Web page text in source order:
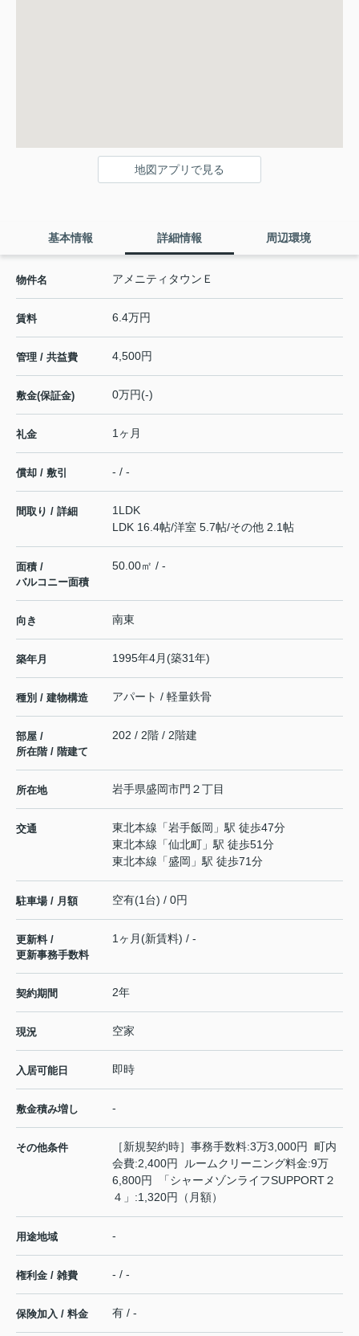
地図アプリで見る
基本情報 詳細情報 周辺環境
物件名 アメニティタウンＥ
賃料 6.4万円
管理 / 共益費 4,500円
敷金(保証金) 0万円(-)
礼金 1ヶ月
償却 / 敷引 - / -
間取り / 詳細
1LDK
LDK 16.4帖/洋室 5.7帖/その他 2.1帖
面積 /
バルコニー面積
50.00㎡ / -
向き 南東
築年月 1995年4月(築31年)
種別 / 建物構造 アパート / 軽量鉄骨
部屋 /
所在階 / 階建て
202 / 2階 / 2階建
所在地 岩手県盛岡市門 ２丁目
交通 東北本線 「岩手飯岡 」駅 徒歩47分
東北本線 「仙北町 」駅 徒歩51分
東北本線 「盛岡 」駅 徒歩71分
駐車場 / 月額 空有(1台) / 0円
更新料 /
更新事務手数料
1ヶ月(新賃料) / -
契約期間 2年
現況 空家
入居可能日 即時
敷金積み増し -
その他条件
［新規契約時］事務手数料:3万3,000円 町内
会費:2,400円 ルームクリーニング料金:9万
6,800円 「シャーメゾンライフSUPPORT２
４」:1,320円（月額）
用途地域 -
権利金 / 雑費 - / -
保険加入 / 料金 有 / -